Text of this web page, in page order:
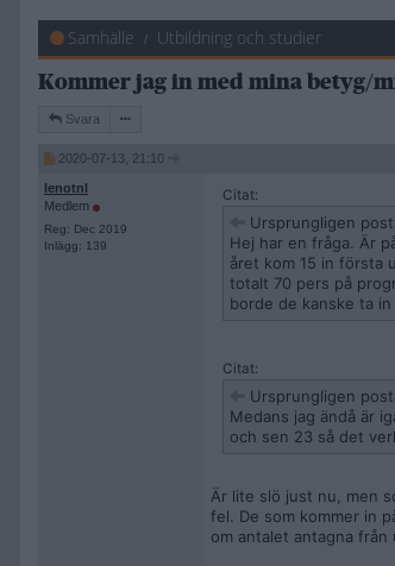
Samhälle Utbildning och studier
Kommer jag in med mina betyg/
Svara
2020-07-13, 21:10
lenotnl
Medlem
Reg: Dec 2019
Inlägg: 139
Citat:
Ursprungligen
Hej har en fråga. Är
året kom 15 in första
totalt 70 pers på
borde de kanske ta
Citat:
Ursprungligen
Medans jag ändå är
och sen 23 så det
Är lite slö just nu, men
fel. De som kommer in
om antalet antagna